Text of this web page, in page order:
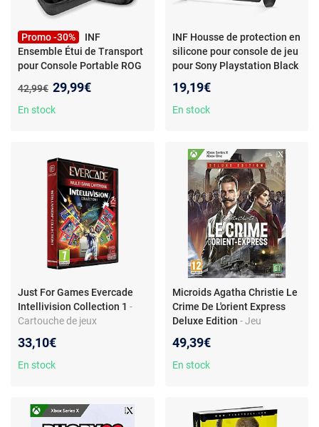
Promo -30%
INF
Ensemble Étui de Transport
pour Console Portable ROG
Protection & P
Ancien prix :
42,99€ Nouveau prix :
29,99€
En stock
INF Housse de protection en
silicone pour console de jeu
pour Sony Playstation Black
19,19€
En stock
Just For Games Evercade
Intellivision Collection 1 -
Cartouche de jeux
Evercade - Comprend 12 jeux
classiques
33,10€
En stock
Microids Agatha Christie Le
Crime De L'orient Express
Deluxe Edition - Jeu
avec nouveautés - Résolution
de puzzles - Doublage et
49,39€
En stock